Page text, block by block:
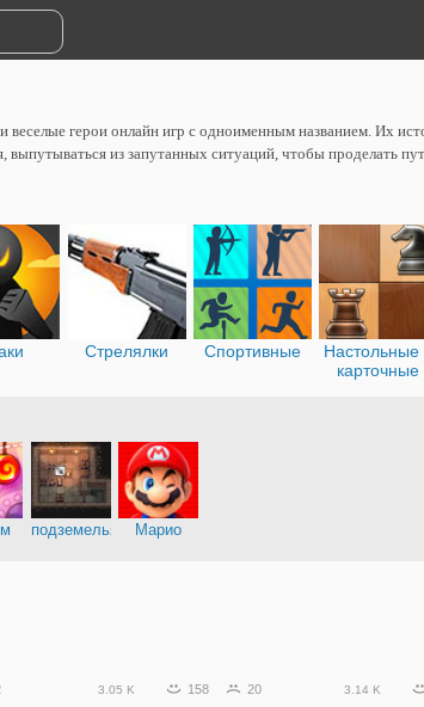
герои онлайн игр с одноименным названием. Их
из запутанных ситуаций, чтобы проделать
Стрелялки Спортивные
Настольные
карточные
подземелья Марио
3.05 K 158 20 3.14 K